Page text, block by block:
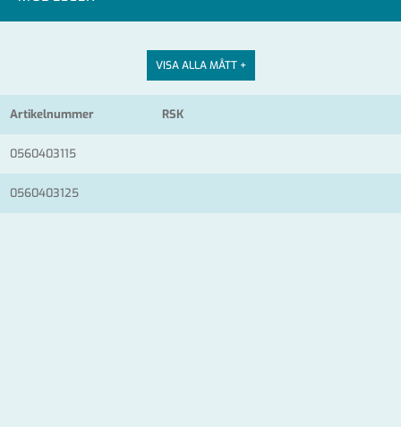
VISA ALLA MÅTT +
Artikelnummer RSK
0560403115
0560403125